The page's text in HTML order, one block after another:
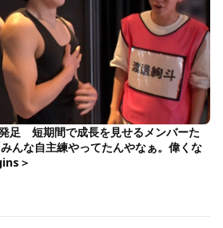
足 短期間で成長を見せるメンバーた
んな自主練やってたんやなぁ。偉くな
＞